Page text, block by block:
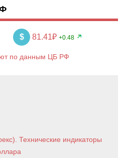
$ 81.41₽ +0.48
по данным ЦБ РФ
Технические индикаторы